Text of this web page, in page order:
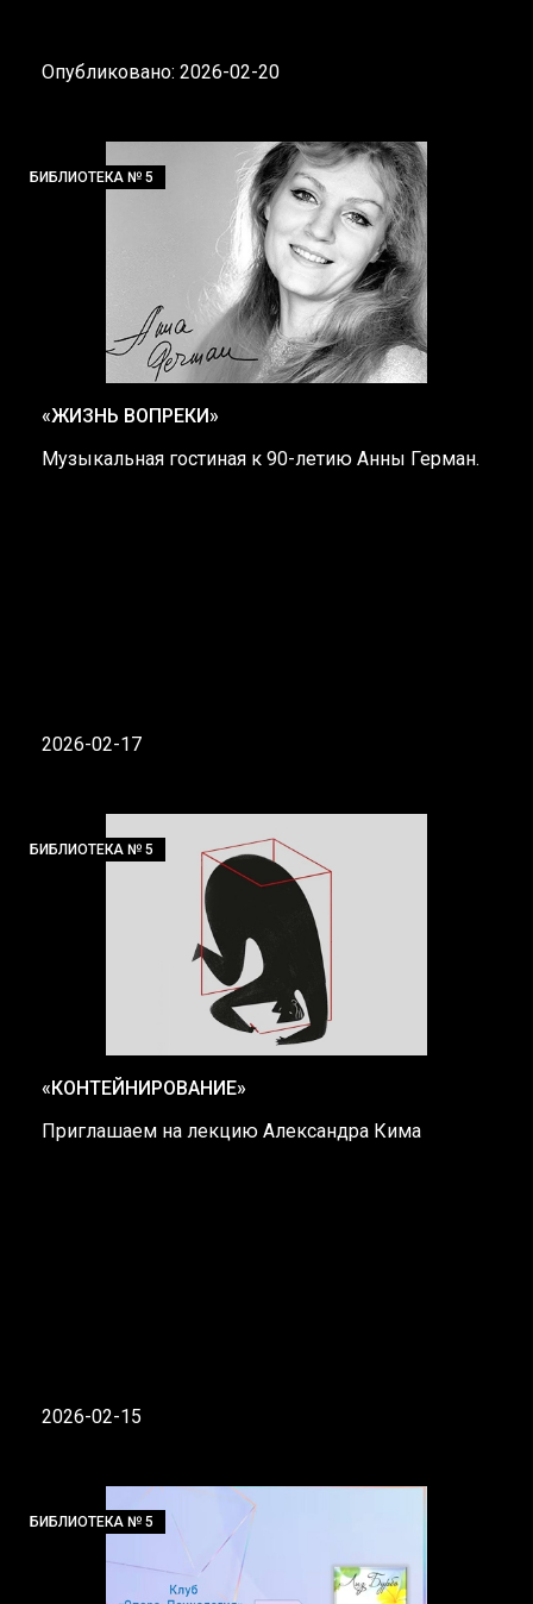
Опубликовано: 2026-02-20
БИБЛИОТЕКА № 5
«ЖИЗНЬ ВОПРЕКИ»
Музыкальная гостиная к 90-летию Анны Герман.
2026-02-17
БИБЛИОТЕКА № 5
«КОНТЕЙНИРОВАНИЕ»
Приглашаем на лекцию Александра Кима
2026-02-15
БИБЛИОТЕКА № 5